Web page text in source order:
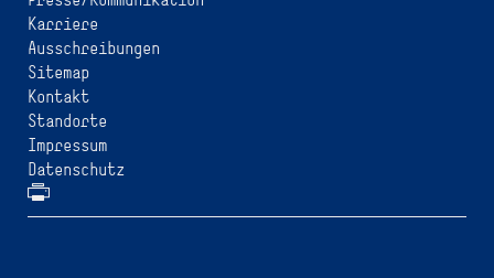
Karriere
Ausschreibungen
Sitemap
Kontakt
Standorte
Impressum
Datenschutz